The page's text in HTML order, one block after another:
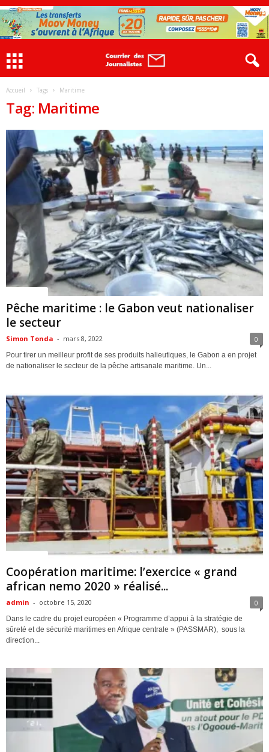
Accueil Tags Maritime
Tag: Maritime
Pêche maritime : le Gabon veut nationaliser
le secteur
Simon Tonda - mars 8, 2022 0
Pour tirer un meilleur profit de ses produits halieutiques, le Gabon a en projet
de nationaliser le secteur de la pêche artisanale maritime. Un...
Coopération maritime: l’exercice « grand
african nemo 2020 » réalisé...
admin - octobre 15, 2020 0
Dans le cadre du projet européen « Programme d’appui à la stratégie de
sûreté et de sécurité maritimes en Afrique centrale » (PASSMAR), sous la
direction...